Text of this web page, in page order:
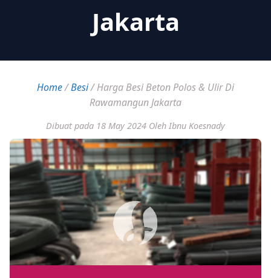
Jakarta
Home/Besi/Harga Besi Beton Polos & Ulir Di
Rawamangun Jakarta
Dibuat pada 18 May 2024 Oleh Ibnu Koesnady